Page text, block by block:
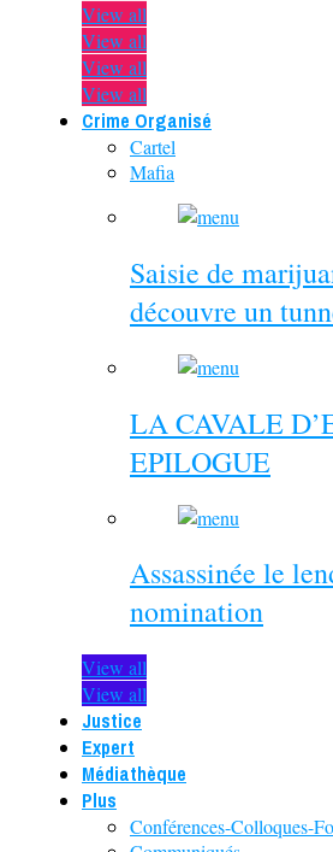
View all
View all
View all
View all
Crime Organisé
Cartel
Mafia
Saisie de
découvre un
LA CAVALE
EPILOGUE
Assassinée le
nomination
View all
View all
Justice
Expert
Médiathèque
Plus
Conférences-Colloques-